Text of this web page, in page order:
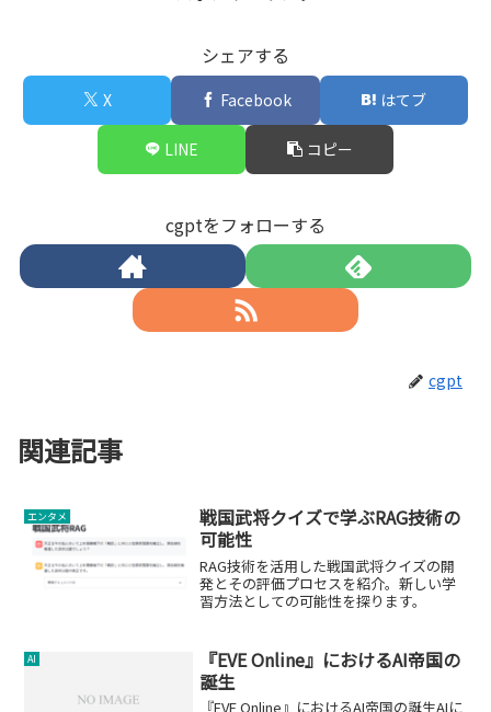
シェアする
X Facebook はてブ
LINE コピー
cgptをフォローする
cgpt
関連記事
エンタメ
戦国武将クイズで学ぶRAG技術の
可能性
RAG技術を活用した戦国武将クイズの開
発とその評価プロセスを紹介。新しい学
習方法としての可能性を探ります。
AI
『EVE Online』におけるAI帝国の
誕生
『EVE Online』におけるAI帝国の誕生AIに